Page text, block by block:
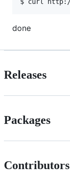
done
Releases
Packages
Contributors